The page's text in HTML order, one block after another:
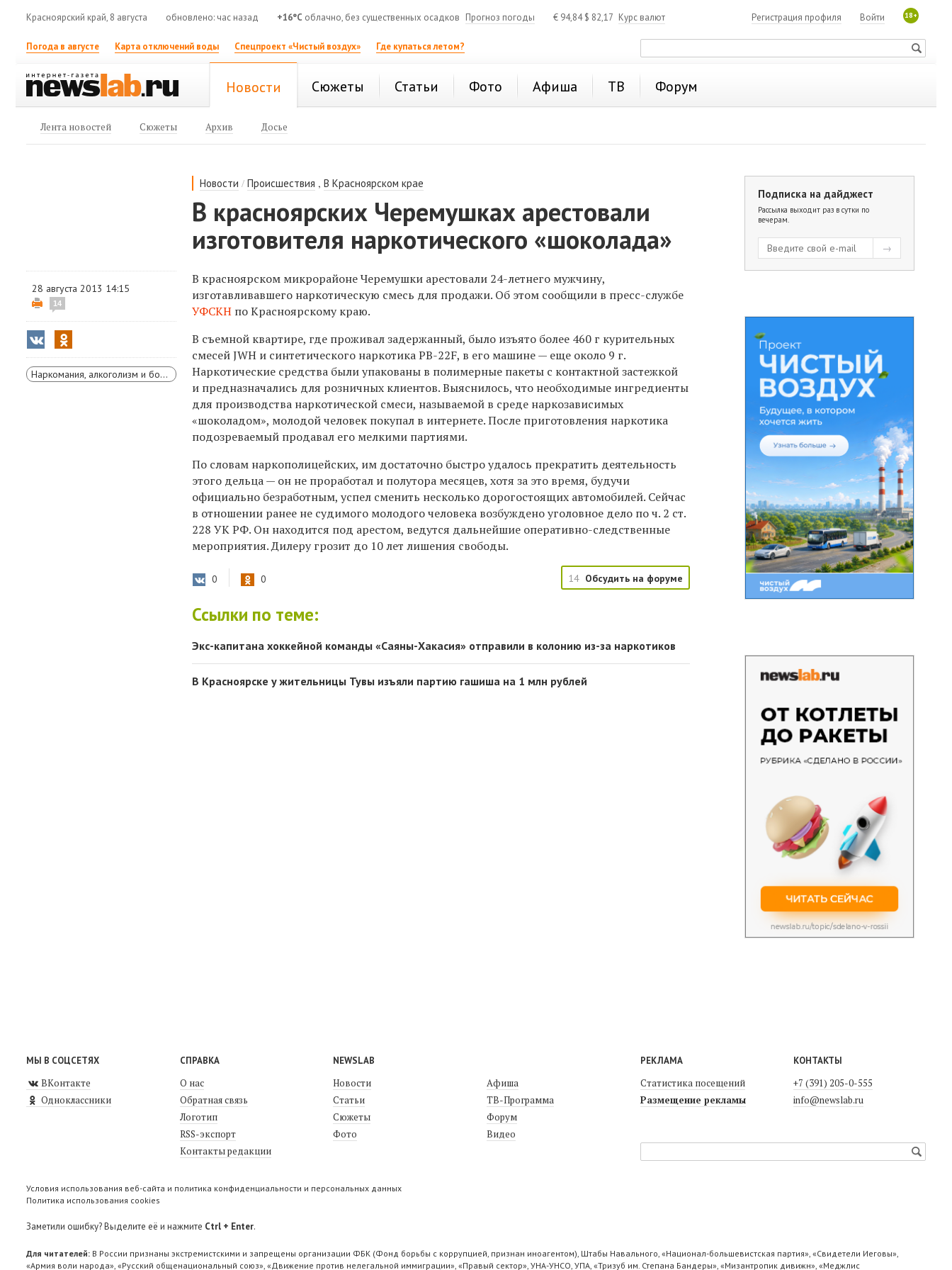
Красноярский край, 8 августа обновлено: час назад +16°C облачно, без существенных осадков Прогноз погоды € 94,84$ 82,17 Курс валют 18+
Войти
Регистрация профиля
Погода в августе Карта отключений воды Спецпроект «Чистый воздух» Где купаться летом?
Новости Сюжеты Статьи Фото Афиша ТВ Форум
Лента новостей Сюжеты Архив Досье
Новости /Происшествия ,В Красноярском крае
В красноярских Черемушках арестовали
изготовителя наркотического «шоколада»
28 августа 2013 14:15
14
Наркомания, алкоголизм и борьба с ними
В красноярском микрорайоне Черемушки арестовали 24-летнего мужчину,
изготавливавшего наркотическую смесь для продажи. Об этом сообщили в пресс-службе
УФСКН по Красноярскому краю.
В съемной квартире, где проживал задержанный, было изъято более 460 г курительных
смесей JWH и синтетического наркотика PB-22F, в его машине — еще около 9 г.
Наркотические средства были упакованы в полимерные пакеты с контактной застежкой
и предназначались для розничных клиентов. Выяснилось, что необходимые ингредиенты
для производства наркотической смеси, называемой в среде наркозависимых
«шоколадом», молодой человек покупал в интернете. После приготовления наркотика
подозреваемый продавал его мелкими партиями.
По словам наркополицейских, им достаточно быстро удалось прекратить деятельность
этого дельца — он не проработал и полутора месяцев, хотя за это время, будучи
официально безработным, успел сменить несколько дорогостоящих автомобилей. Сейчас
в отношении ранее не судимого молодого человека возбуждено уголовное дело по ч. 2 ст.
228 УК РФ. Он находится под арестом, ведутся дальнейшие оперативно-следственные
мероприятия. Дилеру грозит до 10 лет лишения свободы.
0 0 14 Обсудить на форуме
Ссылки по теме:
Экс-капитана хоккейной команды «Саяны-Хакасия» отправили в колонию из-за наркотиков
В Красноярске у жительницы Тувы изъяли партию гашиша на 1 млн рублей
Подписка на дайджест
Рассылка выходит раз в сутки по
вечерам.
МЫ В СОЦСЕТЯХ
ВКонтакте
Одноклассники
СПРАВКА
О нас
Обратная связь
Логотип
RSS-экспорт
Контакты редакции
NEWSLAB
Новости
Статьи
Сюжеты
Фото
Афиша
ТВ-Программа
Форум
Видео
РЕКЛАМА
Статистика посещений
Размещение рекламы
КОНТАКТЫ
+7 (391) 205-0-555
info@newslab.ru
Условия использования веб-сайта и политика конфиденциальности и персональных данных
Политика использования cookies
Заметили ошибку? Выделите её и нажмите Ctrl + Enter.
Для читателей: В России признаны экстремистскими и запрещены организации ФБК (Фонд борьбы с коррупцией, признан иноагентом), Штабы Навального, «Национал-большевистская партия», «Свидетели Иеговы»,
«Армия воли народа», «Русский общенациональный союз», «Движение против нелегальной иммиграции», «Правый сектор», УНА-УНСО, УПА, «Тризуб им. Степана Бандеры», «Мизантропик дивижн», «Меджлис